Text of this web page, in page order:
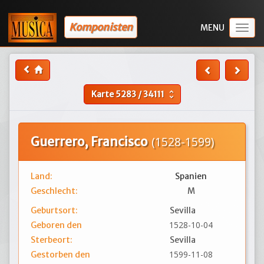
Komponisten
Karte5283/34111 unfold_more
Guerrero, Francisco(1528-1599)
Land:
Spanien
Geschlecht:
M
Geburtsort:
Sevilla
Geboren den
1528-10-04
Sterbeort:
Sevilla
Gestorben den
1599-11-08